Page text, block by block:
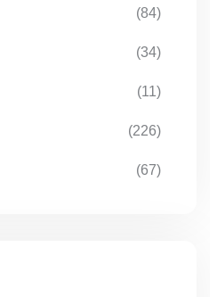
(84)
(34)
(11)
(226)
(67)